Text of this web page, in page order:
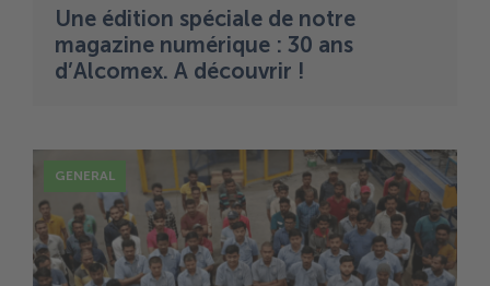
Une édition spéciale de notre
magazine numérique : 30 ans
d’Alcomex. A découvrir !
GENERAL